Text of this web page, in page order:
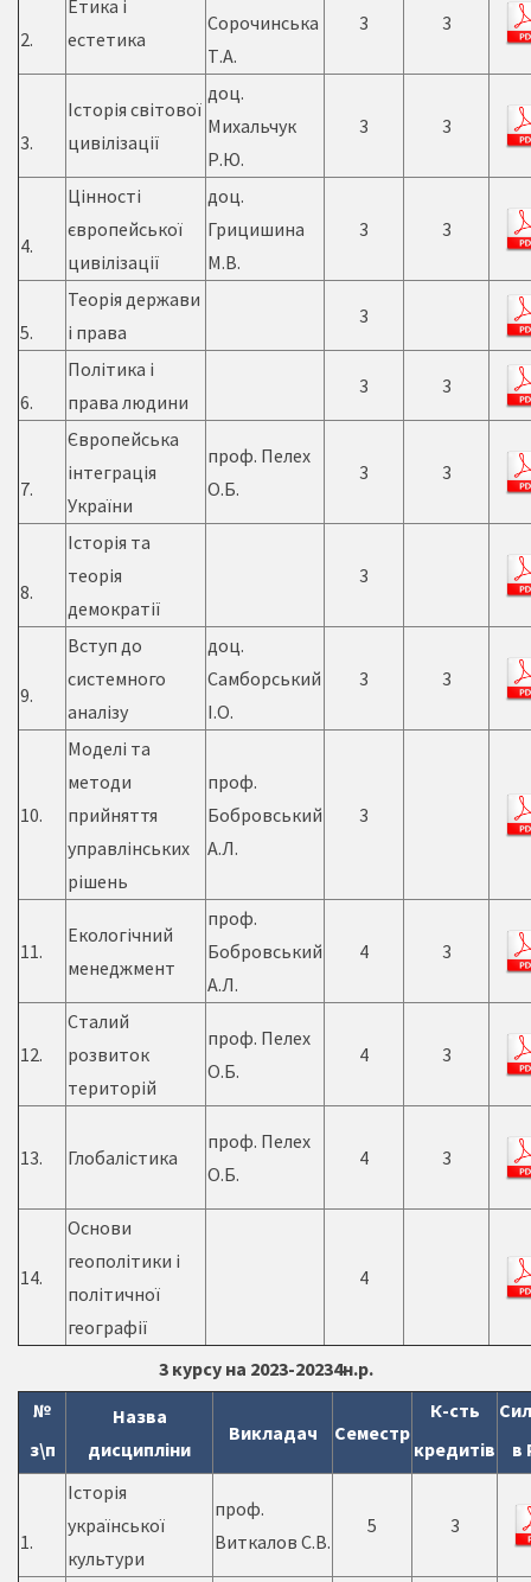
2.
Етика і
естетика
Сорочинська
Т.А.
3 3
3.
Історія світової
цивілізації
доц.
Михальчук
Р.Ю.
3 3
4.
Цінності
європейської
цивілізації
доц.
Грицишина
М.В.
3 3
5.
Теорія держави
і права
3
6.
Політика і
права людини
3 3
7.
Європейська
інтеграція
України
проф. Пелех
О.Б.
3 3
8.
Історія та
теорія
демократії
3
9.
Вступ до
системного
аналізу
доц.
Самборський
І.О.
3 3
10.
Моделі та
методи
прийняття
управлінських
рішень
проф.
Бобровський
А.Л.
3
11.
Екологічний
менеджмент
проф.
Бобровський
А.Л.
4 3
12.
Сталий
розвиток
територій
проф. Пелех
О.Б.
4 3
13. Глобалістика
проф. Пелех
О.Б.
4 3
14.
Основи
геополітики і
політичної
географії
4
3 курсу на 2023-20234н.р.
№
з\п
Назва
дисципліни
Викладач Семестр
К-сть
кредитів
в
1.
Історія
української
культури
проф.
Виткалов С.В.
5 3